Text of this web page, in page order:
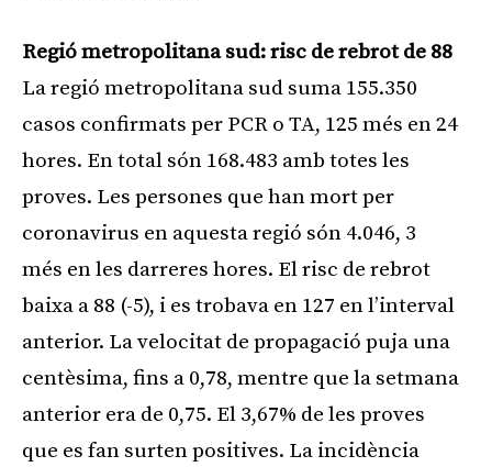
Regió metropolitana sud: risc de rebrot de 88
La regió metropolitana sud suma 155.350
casos confirmats per PCR o TA, 125 més en 24
hores. En total són 168.483 amb totes les
proves. Les persones que han mort per
coronavirus en aquesta regió són 4.046, 3
més en les darreres hores. El risc de rebrot
baixa a 88 (-5), i es trobava en 127 en l’interval
anterior. La velocitat de propagació puja una
centèsima, fins a 0,78, mentre que la setmana
anterior era de 0,75. El 3,67% de les proves
que es fan surten positives. La incidència